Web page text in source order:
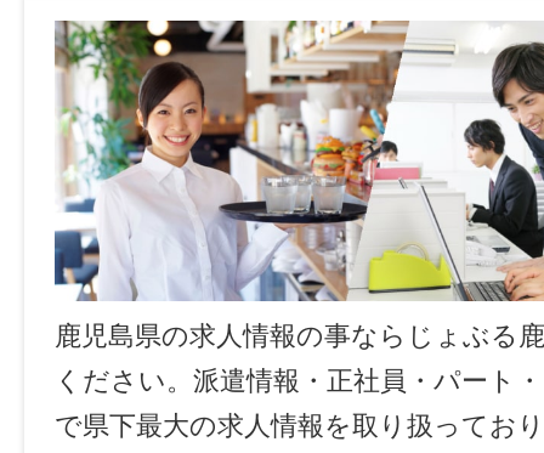
鹿児島県の求人情報の事ならじょぶる
ください。派遣情報・正社員・パート
で県下最大の求人情報を取り扱ってお